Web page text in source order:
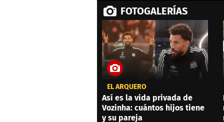
FOTOGALERÍAS
EL ARQUERO
Así es la vida privada de
Vozinha: cuántos hijos tiene
y su pareja